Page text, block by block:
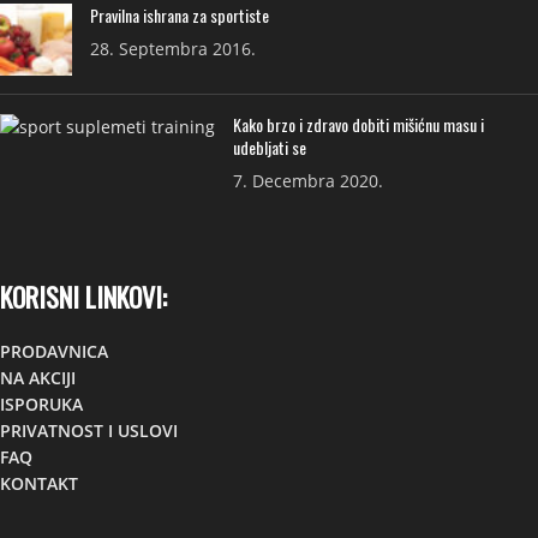
Pravilna ishrana za sportiste
28. Septembra 2016.
Kako brzo i zdravo dobiti mišićnu masu i
udebljati se
7. Decembra 2020.
KORISNI LINKOVI:
PRODAVNICA
NA AKCIJI
ISPORUKA
PRIVATNOST I USLOVI
FAQ
KONTAKT